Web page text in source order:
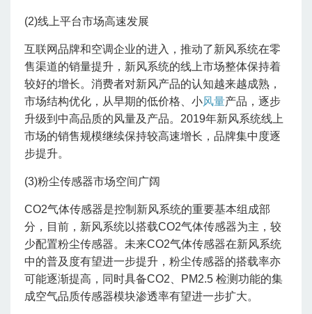
(2)线上平台市场高速发展
互联网品牌和空调企业的进入，推动了新风系统在零
售渠道的销量提升，新风系统的线上市场整体保持着
较好的增长。消费者对新风产品的认知越来越成熟，
市场结构优化，从早期的低价格、小风量产品，逐步
升级到中高品质的风量及产品。2019年新风系统线上
市场的销售规模继续保持较高速增长，品牌集中度逐
步提升。
(3)粉尘传感器市场空间广阔
CO2气体传感器是控制新风系统的重要基本组成部
分，目前，新风系统以搭载CO2气体传感器为主，较
少配置粉尘传感器。未来CO2气体传感器在新风系统
中的普及度有望进一步提升，粉尘传感器的搭载率亦
可能逐渐提高，同时具备CO2、PM2.5 检测功能的集
成空气品质传感器模块渗透率有望进一步扩大。